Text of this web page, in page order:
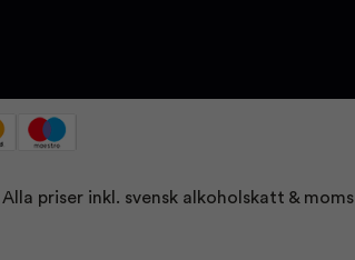
| Alla priser inkl. svensk alkoholskatt & moms